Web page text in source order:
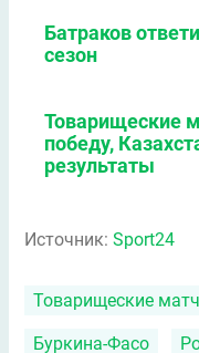
Батраков
сезон
Товарищеские
победу,
результаты
Источник: Sport24
Товарищеские
Буркина-Фасо